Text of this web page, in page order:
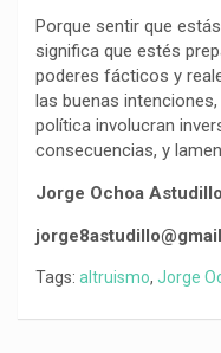
Porque sentir que
significa que estés
poderes fácticos y
las buenas
política involucran
consecuencias, y
Jorge Ochoa Astudillo
Tags: altruismo, Jorge